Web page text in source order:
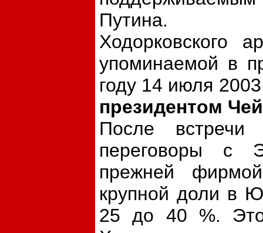
Путина.
Ходорковского
упоминаемой в
году 14 июля 2003
президентом
После
переговоры с
прежней
крупной доли в
25 до 40 %.